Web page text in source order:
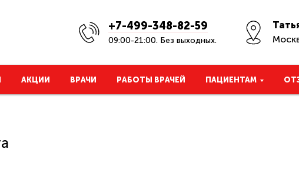
+7-499-348-82-59
09:00-21:00. Без выходных.
АКЦИИ ВРАЧИ РАБОТЫ ВРАЧЕЙ ПАЦИЕНТАМ